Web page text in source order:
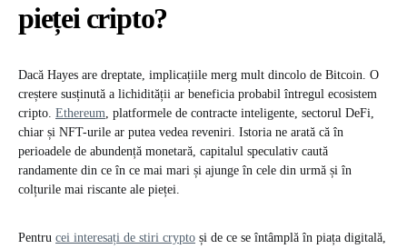
pieței cripto?
Dacă Hayes are dreptate, implicațiile merg mult dincolo de Bitcoin. O
creștere susținută a lichidității ar beneficia probabil întregul ecosistem
cripto. Ethereum, platformele de contracte inteligente, sectorul DeFi,
chiar și NFT-urile ar putea vedea reveniri. Istoria ne arată că în
perioadele de abundență monetară, capitalul speculativ caută
randamente din ce în ce mai mari și ajunge în cele din urmă și în
colțurile mai riscante ale pieței.
Pentru cei interesați de stiri crypto și de ce se întâmplă în piața digitală,